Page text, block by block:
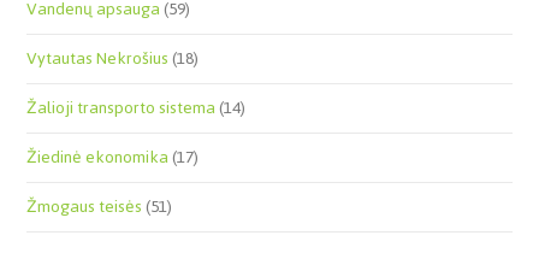
Vandenų apsauga(59)
Vytautas Nekrošius(18)
Žalioji transporto sistema(14)
Žiedinė ekonomika(17)
Žmogaus teisės(51)